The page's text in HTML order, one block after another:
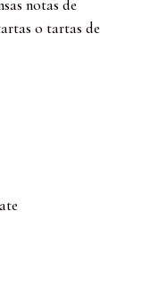
notas de
o tartas de